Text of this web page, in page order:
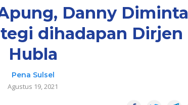
Danny Diminta
dihadapan Dirjen
Hubla
Pena Sulsel
Agustus 19, 2021